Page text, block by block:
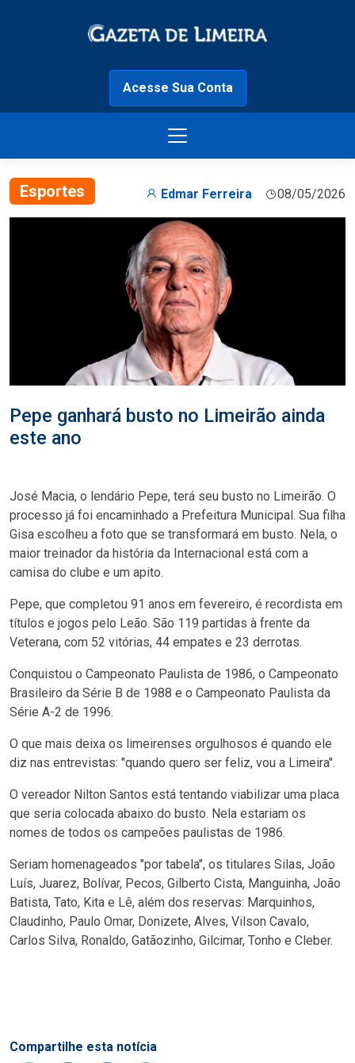
Acesse Sua Conta
Esportes Edmar Ferreira 08/05/2026
Pepe ganhará busto no Limeirão ainda
este ano
José Macia, o lendário Pepe, terá seu busto no Limeirão. O
processo já foi encaminhado a Prefeitura Municipal. Sua filha
Gisa escolheu a foto que se transformará em busto. Nela, o
maior treinador da história da Internacional está com a
camisa do clube e um apito.
Pepe, que completou 91 anos em fevereiro, é recordista em
títulos e jogos pelo Leão. São 119 partidas à frente da
Veterana, com 52 vitórias, 44 empates e 23 derrotas.
Conquistou o Campeonato Paulista de 1986, o Campeonato
Brasileiro da Série B de 1988 e o Campeonato Paulista da
Série A-2 de 1996.
O que mais deixa os limeirenses orgulhosos é quando ele
diz nas entrevistas: "quando quero ser feliz, vou a Limeira".
O vereador Nilton Santos está tentando viabilizar uma placa
que seria colocada abaixo do busto. Nela estariam os
nomes de todos os campeões paulistas de 1986.
Seriam homenageados "por tabela", os titulares Silas, João
Luís, Juarez, Bolívar, Pecos, Gilberto Cista, Manguinha, João
Batista, Tato, Kita e Lê, além dos reservas: Marquinhos,
Claudinho, Paulo Omar, Donizete, Alves, Vilson Cavalo,
Carlos Silva, Ronaldo, Gatãozinho, Gilcimar, Tonho e Cleber.
Compartilhe esta notícia